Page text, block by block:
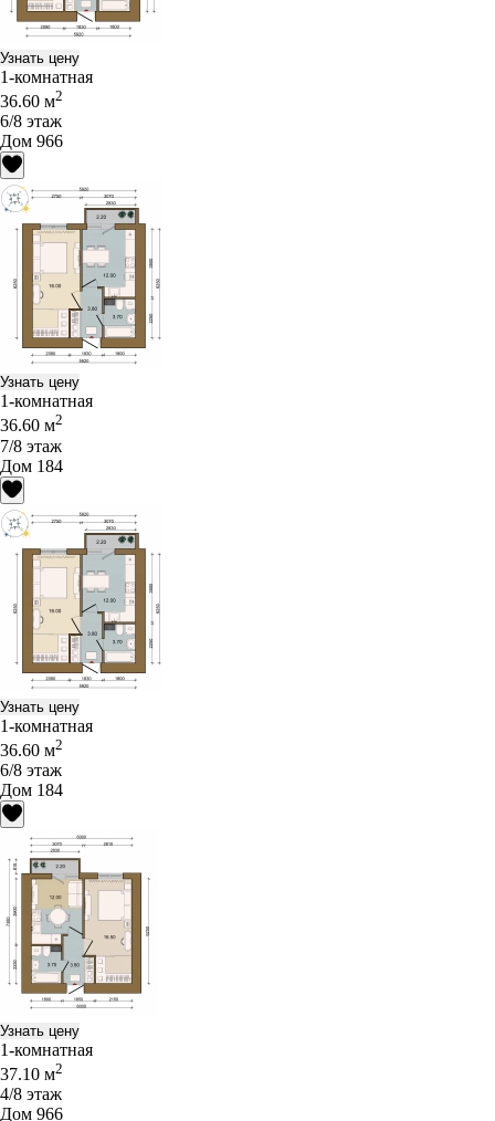
Узнать цену
1-комнатная
36.60 м2
6/8 этаж
Дом 966
Узнать цену
1-комнатная
36.60 м2
7/8 этаж
Дом 184
Узнать цену
1-комнатная
36.60 м2
6/8 этаж
Дом 184
Узнать цену
1-комнатная
37.10 м2
4/8 этаж
Дом 966